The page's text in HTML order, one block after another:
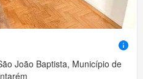
João Baptista, Município de